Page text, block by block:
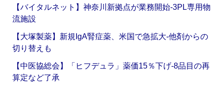
【バイタルネット】神奈川新拠点が業務開始‐3PL専用物
流施設
【大塚製薬】新規IgA腎症薬、米国で急拡大‐他剤からの
切り替えも
【中医協総会】「ヒフデュラ」薬価15％下げ‐8品目の再
算定など了承